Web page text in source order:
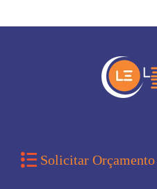
 Solicitar Orçamento